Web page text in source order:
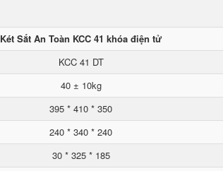
Két Sắt An Toàn KCC 41 khóa điện tử
KCC 41 DT
40 ± 10kg
395 * 410 * 350
240 * 340 * 240
30 * 325 * 185